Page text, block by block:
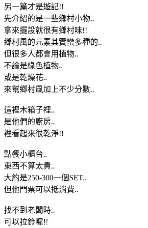
另一篇才是遊記!!
先介紹的是一些鄉村小物..
拿來擺設就很有鄉村味!!
鄉村風的元素其實蠻多種的..
但很多人都會用植物..
不論是綠色植物..
或是乾燥花..
來幫鄉村風加上不少分數..
這裡木箱子裡..
是他們的廚房..
裡看起來很乾淨!!
點餐小櫃台..
東西不算太貴..
大約是250-300一個SET..
但他門票可以抵消費..
找不到老闆時..
可以拉鈴喔!!